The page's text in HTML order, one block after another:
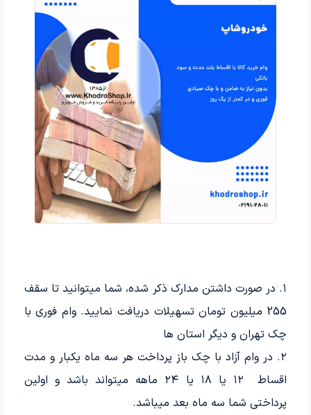
۱. در صورت داشتن مدارک ذکر شده، شما میتوانید تا سقف
255 میلیون تومان تسهیلات دریافت نمایید. وام فوری با
چک تهران و دیگر استان ها
۲. در وام آزاد با چک باز پرداخت هر سه ماه یکبار و مدت
اقساط ۱۲ یا ۱۸ یا ۲۴ ماهه میتواند باشد و اولین
پرداختی شما سه ماه بعد میباشد.